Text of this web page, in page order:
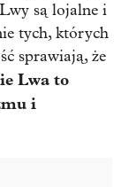
są lojalne i
tych, których
sprawiają, że
Lwa to
i